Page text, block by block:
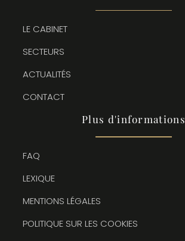
LE CABINET
SECTEURS
ACTUALITÉS
CONTACT
Plus d'informations
FAQ
LEXIQUE
MENTIONS LÉGALES
POLITIQUE SUR LES COOKIES